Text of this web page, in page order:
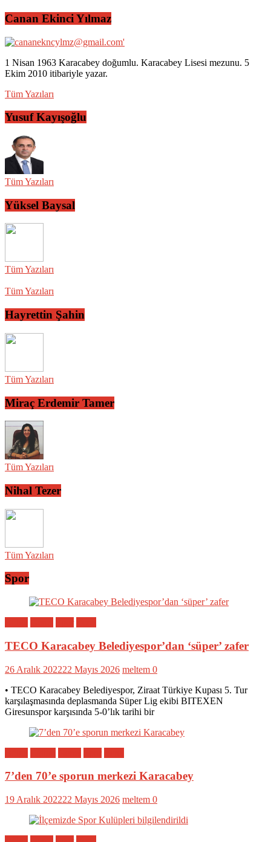
Canan Ekinci Yılmaz
1 Nisan 1963 Karacabey doğumlu. Karacabey Lisesi mezunu. 5
Ekim 2010 itibariyle yazar.
Tüm Yazıları
Yusuf Kayışoğlu
Tüm Yazıları
Yüksel Baysal
Tüm Yazıları
Tüm Yazıları
Hayrettin Şahin
Tüm Yazıları
Miraç Erdemir Tamer
Tüm Yazıları
Nihal Tezer
Tüm Yazıları
Spor
TECO Karacabey Belediyespor’dan ‘süper’ zafer
26 Aralık 202222 Mayıs 2026 meltem 0
• TECO Karacabey Belediyespor, Ziraat Türkiye Kupası 5. Tur
karşılaşmasında deplasmanda Süper Lig ekibi BITEXEN
Giresunspor karşısında 5-0’lık tarihi bir
7’den 70’e sporun merkezi Karacabey
19 Aralık 202222 Mayıs 2026 meltem 0